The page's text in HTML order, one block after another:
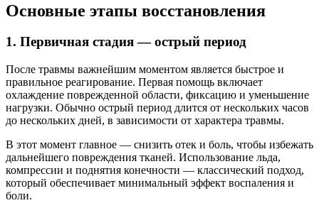
Основные этапы восстановления
1. Первичная стадия — острый период
После травмы важнейшим моментом является быстрое и
правильное реагирование. Первая помощь включает
охлаждение поврежденной области, фиксацию и уменьшение
нагрузки. Обычно острый период длится от нескольких часов
до нескольких дней, в зависимости от характера травмы.
В этот момент главное — снизить отек и боль, чтобы избежать
дальнейшего повреждения тканей. Использование льда,
компрессии и поднятия конечности — классический подход,
который обеспечивает минимальный эффект воспаления и
боли.